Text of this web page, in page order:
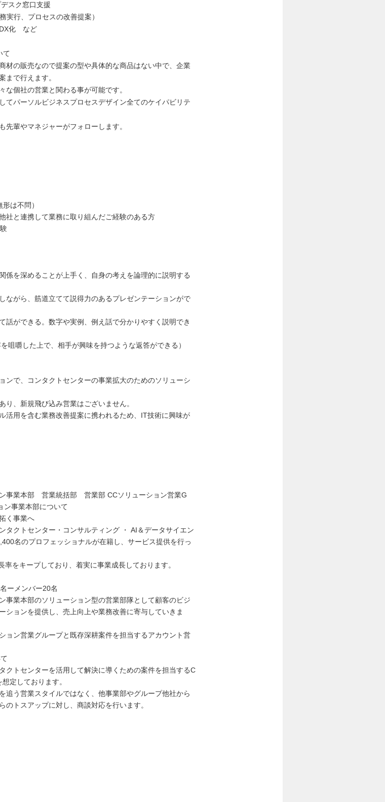
スク窓口支援
実行、プロセスの改善提案）
DX化 など
て
材の販売なので提案の型や具体的な商品はない中で、企業
まで行えます。
な個社の営業と関わる事が可能です。
てパーソルビジネスプロセスデザイン全てのケイパビリテ
先輩やマネジャーがフォローします。
は不問）
社と連携して業務に取り組んだご経験のある方
係を深めることが上手く、自身の考えを論理的に説明する
ながら、筋道立てて説得力のあるプレゼンテーションがで
話ができる。数字や実例、例え話で分かりやすく説明でき
咀嚼した上で、相手が興味を持つような返答ができる）
ンで、コンタクトセンターの事業拡大のためのソリューシ
り、新規飛び込み営業はございません。
活用を含む業務改善提案に携われるため、IT技術に興味が
事業本部 営業統括部 営業部 CCソリューション営業G
ン事業本部について
く事業へ
タクトセンター・コンサルティング ・ AI＆データサイエン
名のプロフェッショナルが在籍し、サービス提供を行っ
率をキープしており、着実に事業成長しております。
ーメンバー20名
事業本部のソリューション型の営業部隊として顧客のビジ
ションを提供し、売上向上や業務改善に寄与していきま
ョン営業グループと既存深耕案件を担当するアカウント営
クトセンターを活用して解決に導くための案件を担当するC
定しております。
追う営業スタイルではなく、他事業部やグループ他社から
のトスアップに対し、商談対応を行います。